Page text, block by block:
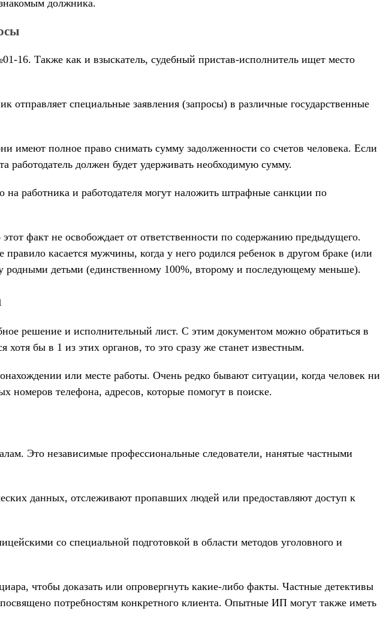
должника.
16. Также как и взыскатель, судебный пристав-исполнитель ищет место
специальные заявления (запросы) в различные государственные
имеют полное право снимать сумму задолженности со счетов человека. Если
работодатель должен будет удерживать необходимую сумму.
на работника и работодателя могут наложить штрафные санкции по
факт не освобождает от ответственности по содержанию предыдущего.
касается мужчины, когда у него родился ребенок в другом браке (или
родными детьми (единственному 100%, второму и последующему меньше).
решение и исполнительный лист. С этим документом можно обратиться в
бы в 1 из этих органов, то это сразу же станет известным.
или месте работы. Очень редко бывают ситуации, когда человек ни
номеров телефона, адресов, которые помогут в поиске.
Это независимые профессиональные следователи, нанятые частными
данных, отслеживают пропавших людей или предоставляют доступ к
со специальной подготовкой в ​​области методов уголовного и
чтобы доказать или опровергнуть какие-либо факты. Частные детективы
потребностям конкретного клиента. Опытные ИП могут также иметь